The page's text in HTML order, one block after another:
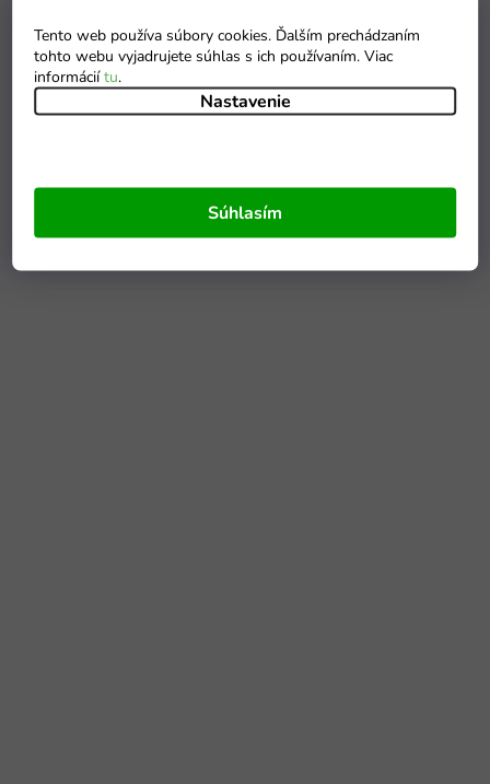
Tento web používa súbory cookies. Ďalším prechádzaním
tohto webu vyjadrujete súhlas s ich používaním. Viac
informáciítu.
Nastavenie
Súhlasím